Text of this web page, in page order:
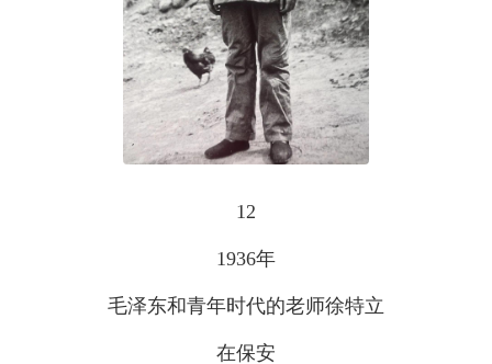
12
1936年
毛泽东和青年时代的老师徐特立
在保安